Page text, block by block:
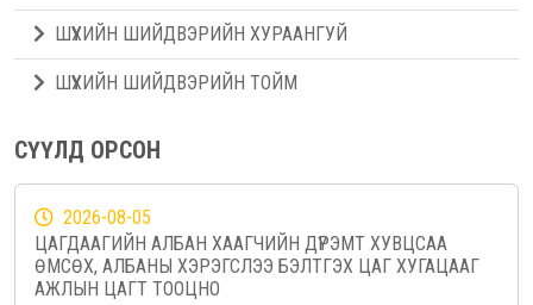
ШҮҮХИЙН ШИЙДВЭРИЙН ХУРААНГУЙ
ШҮҮХИЙН ШИЙДВЭРИЙН ТОЙМ
СҮҮЛД ОРСОН
2026-08-05
ЦАГДААГИЙН АЛБАН ХААГЧИЙН ДҮРЭМТ ХУВЦСАА
ӨМСӨХ, АЛБАНЫ ХЭРЭГСЛЭЭ БЭЛТГЭХ ЦАГ ХУГАЦААГ
АЖЛЫН ЦАГТ ТООЦНО